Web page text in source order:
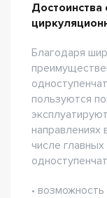
Достоинства
Благодаря
пользуются
числе
•